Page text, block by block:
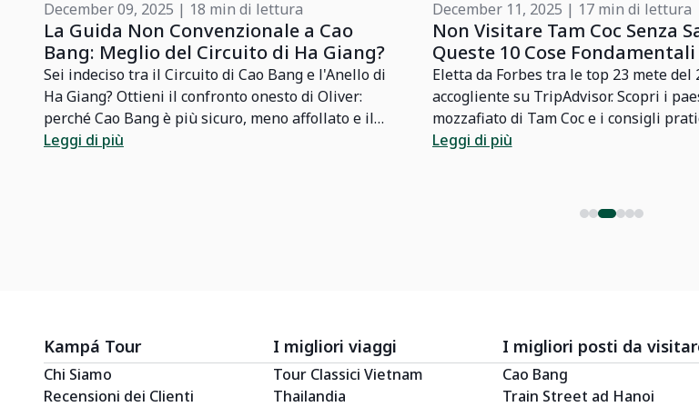
December 09, 2025 | 18 min di lettura
La Guida Non Convenzionale a Cao
Bang: Meglio del Circuito di Ha Giang?
Sei indeciso tra il Circuito di Cao Bang e l'Anello di
Ha Giang? Ottieni il confronto onesto di Oliver:
perché Cao Bang è più sicuro, meno affollato e il
vero 'Ha Giang di 10 anni fa'.
Leggi di più
December 11, 2025 | 17 min di lettura
Non Visitare Tam Coc Senza
Queste 10 Cose Fondamentali
Eletta da Forbes tra le top 23 mete del
accogliente su TripAdvisor. Scopri i
mozzafiato di Tam Coc e i consigli
esperto locale per un viaggio
Leggi di più
Kampá Tour
Chi Siamo
Recensioni dei Clienti
I migliori viaggi
Tour Classici Vietnam
Thailandia
I migliori posti da
Cao Bang
Train Street ad Hanoi